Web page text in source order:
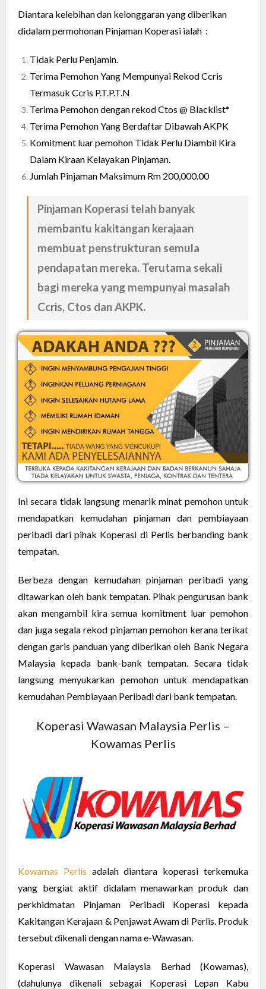
Diantara kelebihan dan kelonggaran yang diberikan
didalam permohonan Pinjaman Koperasi ialah :
Tidak Perlu Penjamin.
Terima Pemohon Yang Mempunyai Rekod Ccris
Termasuk Ccris P.T.P.T.N
Terima Pemohon dengan rekod Ctos @ Blacklist*
Terima Pemohon Yang Berdaftar Dibawah AKPK
Komitment luar pemohon Tidak Perlu Diambil Kira
Dalam Kiraan Kelayakan Pinjaman.
Jumlah Pinjaman Maksimum Rm 200,000.00
Pinjaman Koperasi telah banyak
membantu kakitangan kerajaan
membuat penstrukturan semula
pendapatan mereka. Terutama sekali
bagi mereka yang mempunyai masalah
Ccris, Ctos dan AKPK.
Ini secara tidak langsung menarik minat pemohon untuk
mendapatkan kemudahan pinjaman dan pembiayaan
peribadi dari pihak Koperasi di Perlis berbanding bank
tempatan.
Berbeza dengan kemudahan pinjaman peribadi yang
ditawarkan oleh bank tempatan. Pihak pengurusan bank
akan mengambil kira semua komitment luar pemohon
dan juga segala rekod pinjaman pemohon kerana terikat
dengan garis panduan yang diberikan oleh Bank Negara
Malaysia kepada bank-bank tempatan. Secara tidak
langsung menyukarkan pemohon untuk mendapatkan
kemudahan Pembiayaan Peribadi dari bank tempatan.
Koperasi Wawasan Malaysia Perlis –
Kowamas Perlis
Kowamas Perlis adalah diantara koperasi terkemuka
yang bergiat aktif didalam menawarkan produk dan
perkhidmatan Pinjaman Peribadi Koperasi kepada
Kakitangan Kerajaan & Penjawat Awam di Perlis. Produk
tersebut dikenali dengan nama e-Wawasan.
Koperasi Wawasan Malaysia Berhad (Kowamas),
(dahulunya dikenali sebagai Koperasi Lepan Kabu